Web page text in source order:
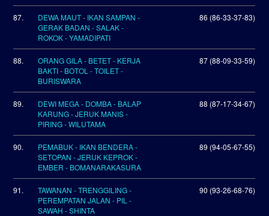
87.
DEWA MAUT - IKAN SAMPAN -
GERAK BADAN - SALAK -
ROKOK - YAMADIPATI
86 (86-33-37-83)
88.
ORANG GILA - BETET - KERJA
BAKTI - BOTOL - TOILET -
BURISWARA
87 (88-09-33-59)
89.
DEWI MEGA - DOMBA - BALAP
KARUNG - JERUK MANIS -
PIRING - WILUTAMA
88 (87-17-34-67)
90.
PEMABUK - IKAN BENDERA -
SETOPAN - JERUK KEPROK -
EMBER - BOMANARAKASURA
89 (94-05-67-55)
91.
TAWANAN - TRENGGILING -
PEREMPATAN JALAN - PIL -
SAWAH - SHINTA
90 (93-26-68-76)